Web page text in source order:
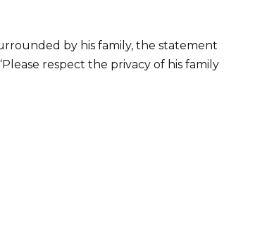
by his family, the statement
respect the privacy of his family